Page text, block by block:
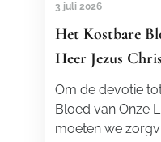
3 juli 2026
Het Kostbare
Heer Jezus
Om de devotie
Bloed van Onze
moeten we